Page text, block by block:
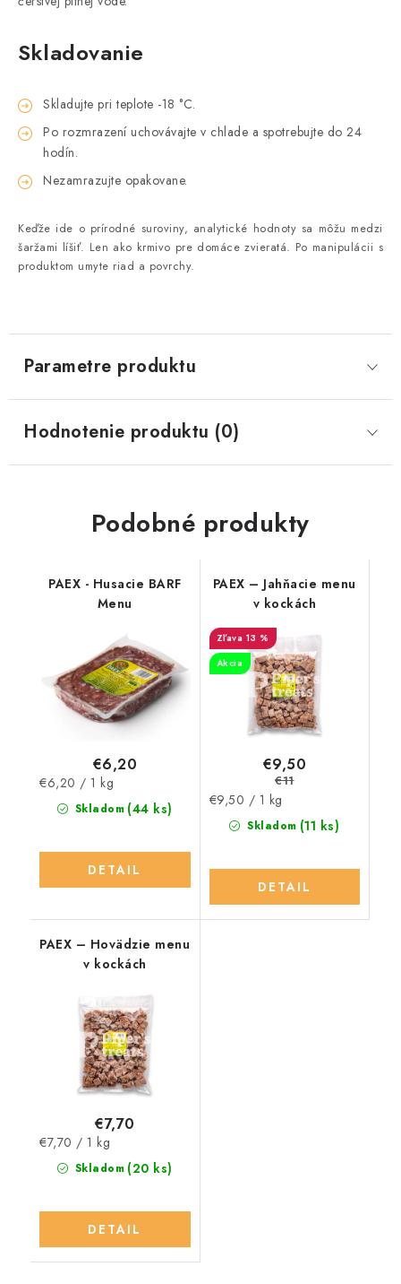
Skladovanie
Skladujte pri teplote -18 °C.
Po rozmrazení uchovávajte v chlade a spotrebujte do 24
hodín.
Nezamrazujte opakovane.
Keďže ide o prírodné suroviny, analytické hodnoty sa môžu medzi
šaržami líšiť. Len ako krmivo pre domáce zvieratá. Po manipulácii s
produktom umyte riad a povrchy.
Parametre produktu
Hodnotenie produktu (0)
Podobné produkty
PAEX - Husacie BARF
Menu
Skladom (44 ks)
€6,20
Jednotková
cena:
€6,20 / 1 kg
DETAIL
PAEX – Jahňacie menu
v kockách
13 %
Akcia
Skladom (11 ks)
€9,50
€11
Jednotková
cena:
€9,50 / 1 kg
DETAIL
PAEX – Hovädzie menu
v kockách
Skladom (20 ks)
€7,70
Jednotková
cena:
€7,70 / 1 kg
DETAIL